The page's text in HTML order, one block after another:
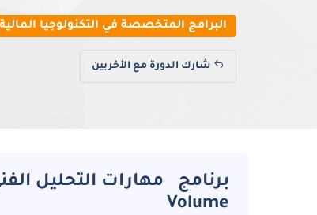
البرامج المتخصصة في التكنولوجيا المالية
شارك الدورة مع الأخريين
Volume